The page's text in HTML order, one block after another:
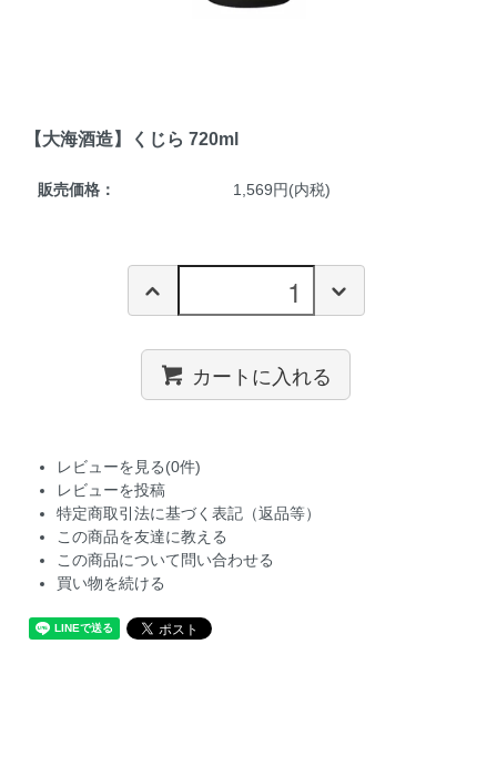
【大海酒造】くじら 720ml
販売価格： 1,569円(内税)
カートに入れる
レビューを見る(0件)
レビューを投稿
特定商取引法に基づく表記（返品等）
この商品を友達に教える
この商品について問い合わせる
買い物を続ける